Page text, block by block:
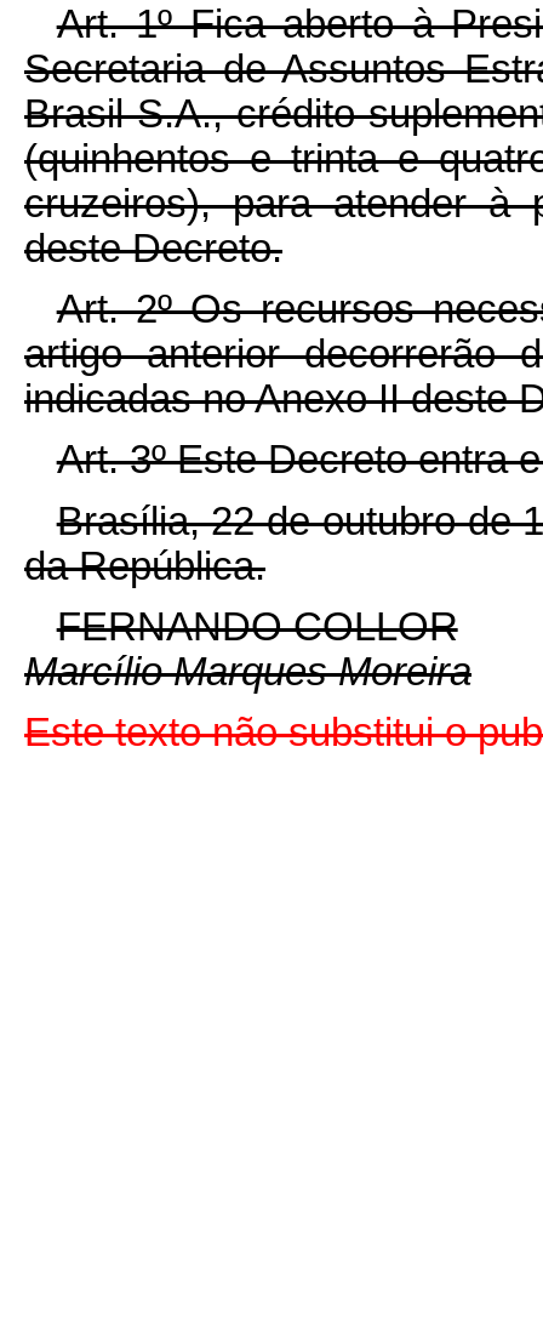
Art. 1º Fica aberto à
Secretaria de Assuntos
Brasil S.A., crédito
(quinhentos e trinta e
cruzeiros), para atender à
deste Decreto.
Art. 2º Os recursos
artigo anterior decorrerão
indicadas no Anexo II deste
Art. 3º Este Decreto entra
Brasília, 22 de outubro de
da República.
FERNANDO COLLOR
Marcílio Marques Moreira
Este texto não substitui o